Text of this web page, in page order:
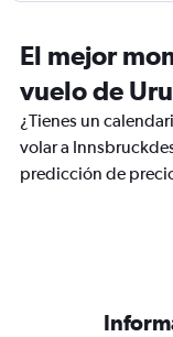
El mejor
vuelo de
¿Tienes un
volar a
predicción de